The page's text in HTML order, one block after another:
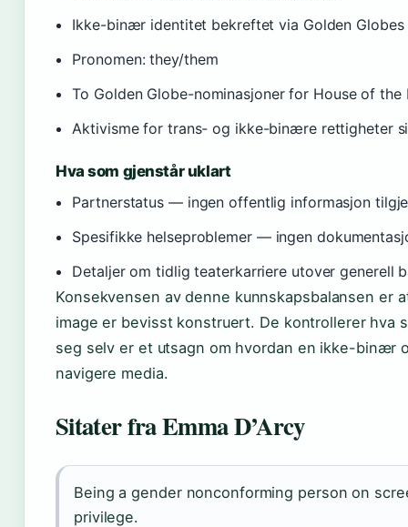
Ikke-binær identitet bekreftet via Golden
Pronomen: they/them
To Golden Globe-nominasjoner for House of the
Aktivisme for trans- og ikke-binære rettigheter
Hva som gjenstår uklart
Partnerstatus — ingen offentlig informasjon
Spesifikke helseproblemer — ingen
Detaljer om tidlig teaterkarriere utover generell
Konsekvensen av denne kunnskapsbalansen er
image er bevisst konstruert. De kontrollerer hva
seg selv er et utsagn om hvordan en ikke-binær
navigere media.
Sitater fra Emma D’Arcy
Being a gender nonconforming person on
privilege.